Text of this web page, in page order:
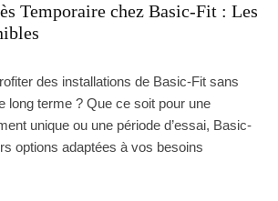
Temporaire chez Basic-Fit : Les
des installations de Basic-Fit sans
long terme ? Que ce soit pour une
unique ou une période d’essai, Basic-
options adaptées à vos besoins